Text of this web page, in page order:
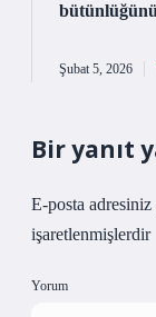
bütünlüğünü
Şubat 5, 2026
Bir yanıt
E-posta adresiniz
işaretlenmişlerdir
Yorum